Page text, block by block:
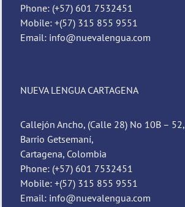
Phone: (+57) 601 7532451
Mobile: +(57) 315 855 9551
Email: info@nuevalengua.com
NUEVA LENGUA CARTAGENA
Callejón Ancho, (Calle 28) No 10B – 52,
Barrio Getsemaní,
Cartagena, Colombia
Phone: (+57) 601 7532451
Mobile: +(57) 315 855 9551
Email: info@nuevalengua.com